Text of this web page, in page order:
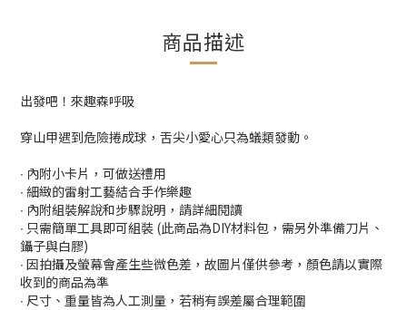
商品描述
出發吧！來趣森呼吸
穿山甲遇到危險捲成球，舌尖小愛心只為蟻類發動。
∙ 內附小卡片，可做送禮用
∙ 細緻的雷射工藝結合手作樂趣
∙ 內附組裝解說和步驟說明，請詳細閱讀
∙ 只需簡單工具即可組裝 (此商品為DIY材料包，需另外準備刀片、
鑷子與白膠)
∙ 因拍攝及螢幕會產生些微色差，故圖片僅供參考，顏色請以實際
收到的商品為準
∙ 尺寸、重量皆為人工測量，若稍有誤差屬合理範圍